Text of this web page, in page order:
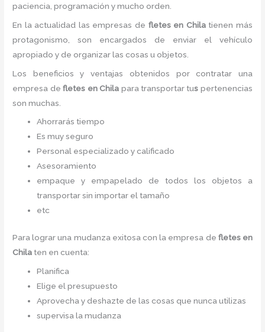
paciencia, programación y mucho orden.
En la actualidad las empresas de fletes en Chila tienen más
protagonismo, son encargados de enviar el vehículo
apropiado y de organizar las cosas u objetos.
Los beneficios y ventajas obtenidos por contratar una
empresa defletes en Chila para transportar tus pertenencias
son muchas.
Ahorrarás tiempo
Es muy seguro
Personal especializado y calificado
Asesoramiento
empaque y empapelado de todos los objetos a
transportar sin importar el tamaño
etc
Para lograr una mudanza exitosa con la empresa de fletes en
Chila ten en cuenta:
Planifica
Elige el presupuesto
Aprovecha y deshazte de las cosas que nunca utilizas
supervisa la mudanza